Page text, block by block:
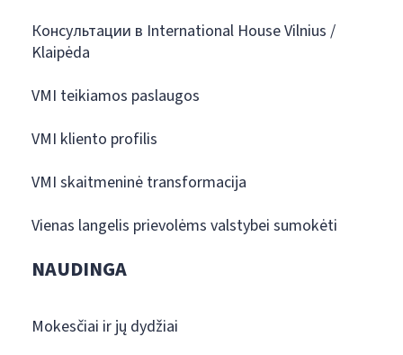
Консультации в International House Vilnius /
Klaipėda
VMI teikiamos paslaugos
VMI kliento profilis
VMI skaitmeninė transformacija
Vienas langelis prievolėms valstybei sumokėti
NAUDINGA
Mokesčiai ir jų dydžiai